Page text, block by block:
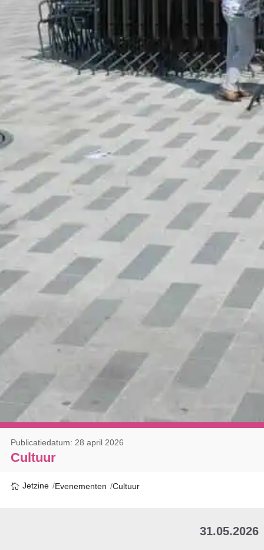
Cultuur
Publicatiedatum: 28 april 2026
Jetzine Evenementen Cultuur
31.05.2026